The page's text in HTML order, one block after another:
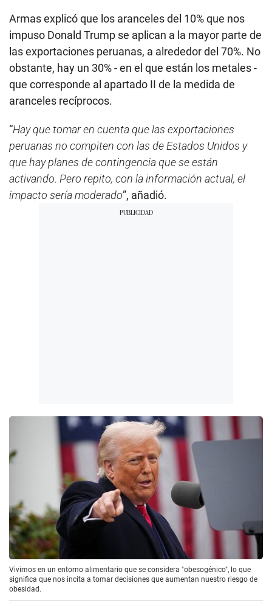
Armas explicó que los aranceles del 10% que nos
impuso Donald Trump se aplican a la mayor parte de
las exportaciones peruanas, a alrededor del 70%. No
obstante, hay un 30% - en el que están los metales -
que corresponde al apartado II de la medida de
aranceles recíprocos.
“Hay que tomar en cuenta que las exportaciones
peruanas no compiten con las de Estados Unidos y
que hay planes de contingencia que se están
activando. Pero repito, con la información actual, el
impacto sería moderado”, añadió.
Vivimos en un entorno alimentario que se considera "obesogénico", lo que
significa que nos incita a tomar decisiones que aumentan nuestro riesgo de
obesidad.